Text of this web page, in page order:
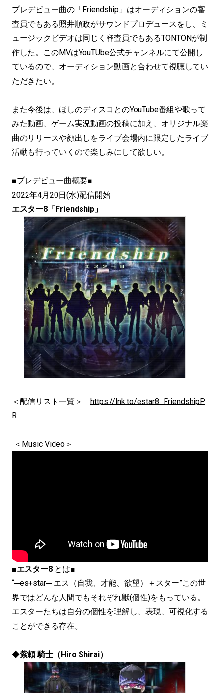
プレデビュー曲の「Friendship」はオーディションの審
査員でもある照井順政がサウンドプロデュースをし、ミ
ュージックビデオは同じく審査員でもあるTONTONが制
作した。このMVはYouTUbe公式チャンネルにて公開し
ているので、オーディション動画と合わせて視聴してい
ただきたい。
また今後は、ほしのディスコとのYouTube番組や歌って
みた動画、ゲーム実況動画の投稿に加え、オリジナル楽
曲のリリースや顔出しをライブ会場内に限定したライブ
活動も行っていくので楽しみにして欲しい。
■プレデビュー曲概要■
2022年4月20日(水)配信開始
エスター8「Friendship」
＜配信リスト一覧＞ https://lnk.to/estar8_FriendshipP
R
＜Music Video＞
■エスター8 とは■
“─es+star─ エス（自我、才能、欲望）＋スター”この世
界ではどんな人間でもそれぞれ獣(個性)をもっている。
エスターたちは自分の個性を理解し、表現、可視化する
ことができる存在。
◆紫頼 騎士（Hiro Shirai）